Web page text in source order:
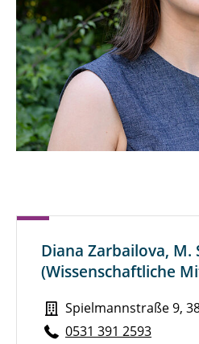
Hanh My Le
Sabrina Litzenberger
Janina Senner
Julia Wolffson
Diana Zarbailova, M.
(Wissenschaftliche
Spielmannstraße 9,
0531 391 2593